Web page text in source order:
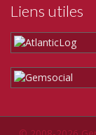
Liens utiles